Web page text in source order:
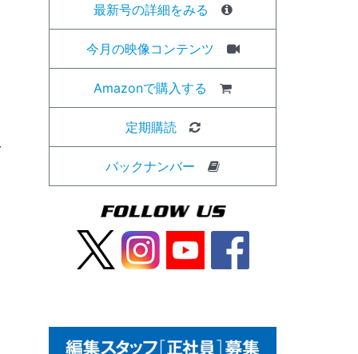
最新号の詳細をみる
今月の映像コンテンツ
Amazonで購入する
定期購読
バックナンバー